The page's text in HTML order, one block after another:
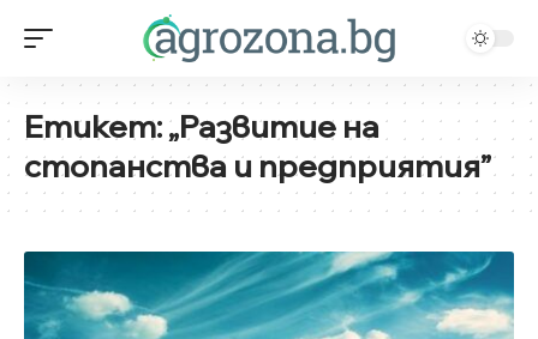
Етикет:„Развитие на
стопанства и предприятия”